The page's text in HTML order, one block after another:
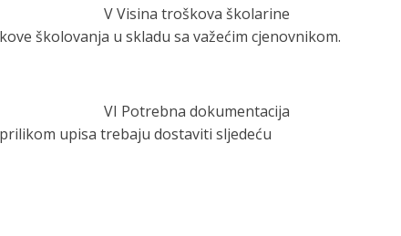
V Visina troškova školarine
školovanja u skladu sa važećim cjenovnikom.
VI Potrebna dokumentacija
upisa trebaju dostaviti sljedeću